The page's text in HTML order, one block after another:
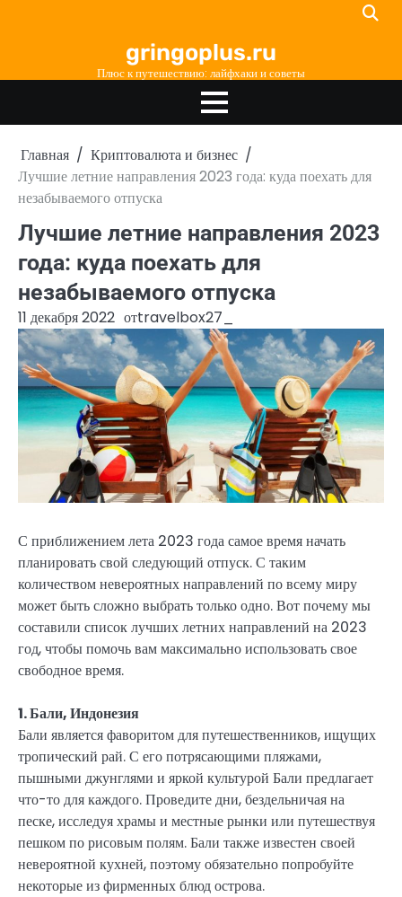
gringoplus.ru
Плюс к путешествию: лайфхаки и советы
Главная
Криптовалюта и бизнес
Лучшие летние направления 2023 года: куда поехать для
незабываемого отпуска
Лучшие летние направления 2023
года: куда поехать для
незабываемого отпуска
11 декабря 2022 отtravelbox27_
С приближением лета 2023 года самое время начать
планировать свой следующий отпуск. С таким
количеством невероятных направлений по всему миру
может быть сложно выбрать только одно. Вот почему мы
составили список лучших летних направлений на 2023
год, чтобы помочь вам максимально использовать свое
свободное время.
1. Бали, Индонезия
Бали является фаворитом для путешественников, ищущих
тропический рай. С его потрясающими пляжами,
пышными джунглями и яркой культурой Бали предлагает
что-то для каждого. Проведите дни, бездельничая на
песке, исследуя храмы и местные рынки или путешествуя
пешком по рисовым полям. Бали также известен своей
невероятной кухней, поэтому обязательно попробуйте
некоторые из фирменных блюд острова.